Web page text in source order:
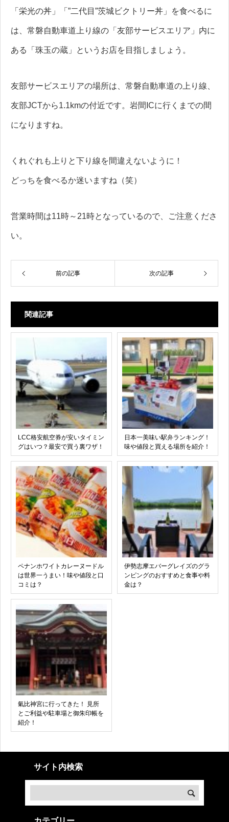
「栄光の丼」「”二代目”茨城ビクトリー丼」を食べるに
は、常磐自動車道上り線の「友部サービスエリア」内に
ある「珠玉の蔵」というお店を目指しましょう。
友部サービスエリアの場所は、常磐自動車道の上り線、
友部JCTから1.1kmの付近です。岩間ICに行くまでの間
になりますね。
くれぐれも上りと下り線を間違えないように！
どっちを食べるか迷いますね（笑）
営業時間は11時～21時となっているので、ご注意くださ
い。
前の記事 次の記事
関連記事
LCC格安航空券が安いタイミン
グはいつ？最安で買う裏ワザ！
日本一美味い駅弁ランキング！
味や値段と買える場所を紹介！
ペナンホワイトカレーヌードル
は世界一うまい！味や値段と口
コミは？
伊勢志摩エバーグレイズのグラ
ンピングのおすすめと食事や料
金は？
氣比神宮に行ってきた！ 見所
とご利益や駐車場と御朱印帳を
紹介！
サイト内検索